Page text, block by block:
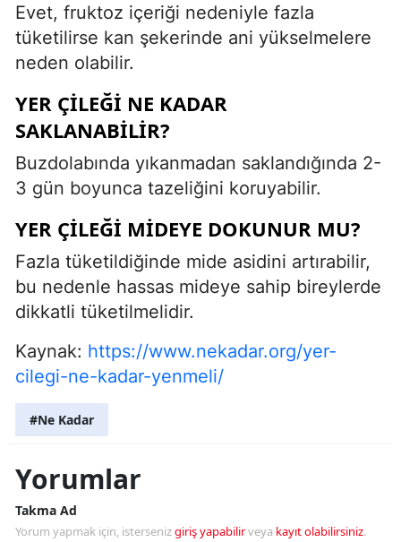
Evet, fruktoz içeriği nedeniyle fazla
tüketilirse kan şekerinde ani yükselmelere
neden olabilir.
YER ÇILEĞI NE KADAR
SAKLANABILIR?
Buzdolabında yıkanmadan saklandığında 2-
3 gün boyunca tazeliğini koruyabilir.
YER ÇILEĞI MIDEYE DOKUNUR MU?
Fazla tüketildiğinde mide asidini artırabilir,
bu nedenle hassas mideye sahip bireylerde
dikkatli tüketilmelidir.
Kaynak: https://www.nekadar.org/yer-
cilegi-ne-kadar-yenmeli/
#Ne Kadar
Yorumlar
Takma Ad
Yorum yapmak için, istersenizgiriş yapabilirveya kayıt olabilirsiniz.